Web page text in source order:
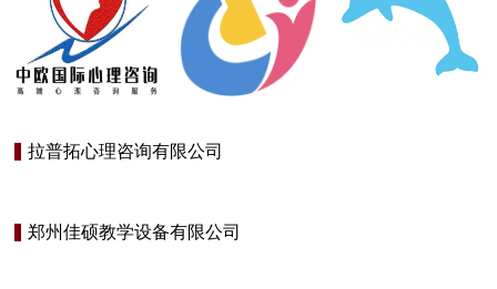
拉普拓心理咨询有限公司
郑州佳硕教学设备有限公司